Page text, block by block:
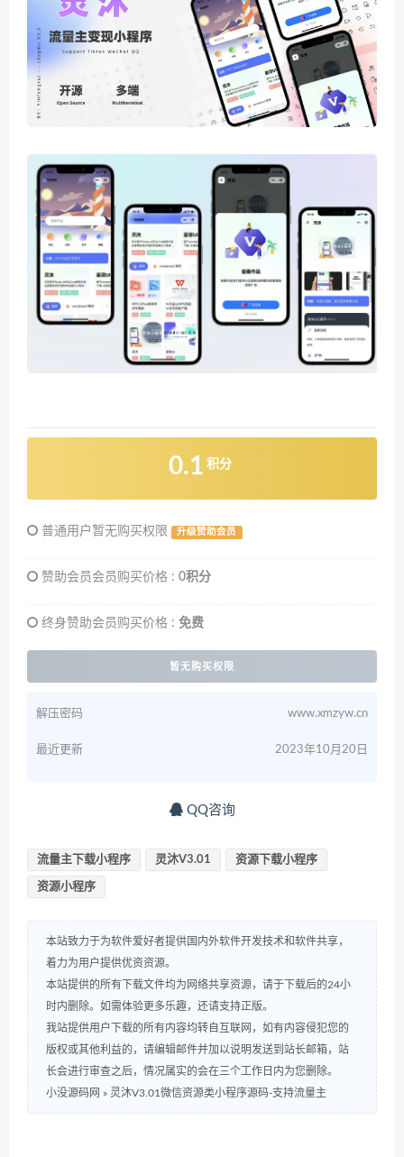
0.1 积分
普通用户暂无购买权限 升级赞助会员
赞助会员会员购买价格 : 0积分
终身赞助会员购买价格 : 免费
暂无购买权限
解压密码 www.xmzyw.cn
最近更新 2023年10月20日
QQ咨询
流量主下载小程序 灵沐V3.01 资源下载小程序
资源小程序
本站致力于为软件爱好者提供国内外软件开发技术和软件共享，
着力为用户提供优资资源。
本站提供的所有下载文件均为网络共享资源，请于下载后的24小
时内删除。如需体验更多乐趣，还请支持正版。
我站提供用户下载的所有内容均转自互联网，如有内容侵犯您的
版权或其他利益的，请编辑邮件并加以说明发送到站长邮箱，站
长会进行审查之后，情况属实的会在三个工作日内为您删除。
小没源码网 » 灵沐V3.01微信资源类小程序源码-支持流量主